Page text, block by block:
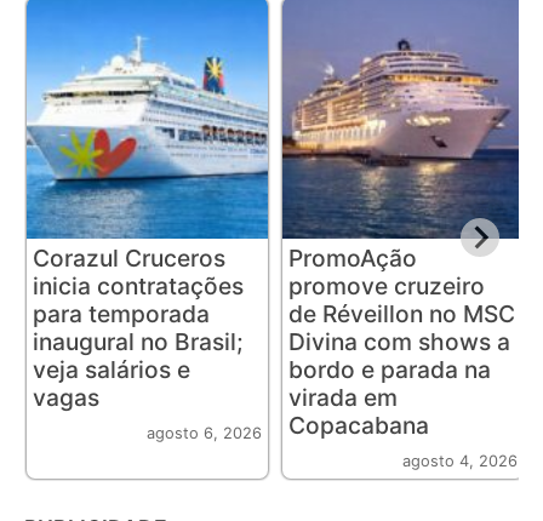
Corazul Cruceros
inicia contratações
para temporada
inaugural no Brasil;
veja salários e
vagas
agosto 6, 2026
PromoAção
promove cruzeiro
de Réveillon no MSC
Divina com shows a
bordo e parada na
virada em
Copacabana
agosto 4, 2026